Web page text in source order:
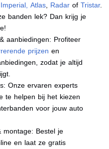
Imperial Atlas Radar ofTristar.
banden lek? Dan krijg je
aanbiedingen: Profiteer
prijzen en
zodat je altijd
Onze ervaren experts
te helpen bij het kiezen
voor jouw auto
montage: Bestel je
en laat ze gratis